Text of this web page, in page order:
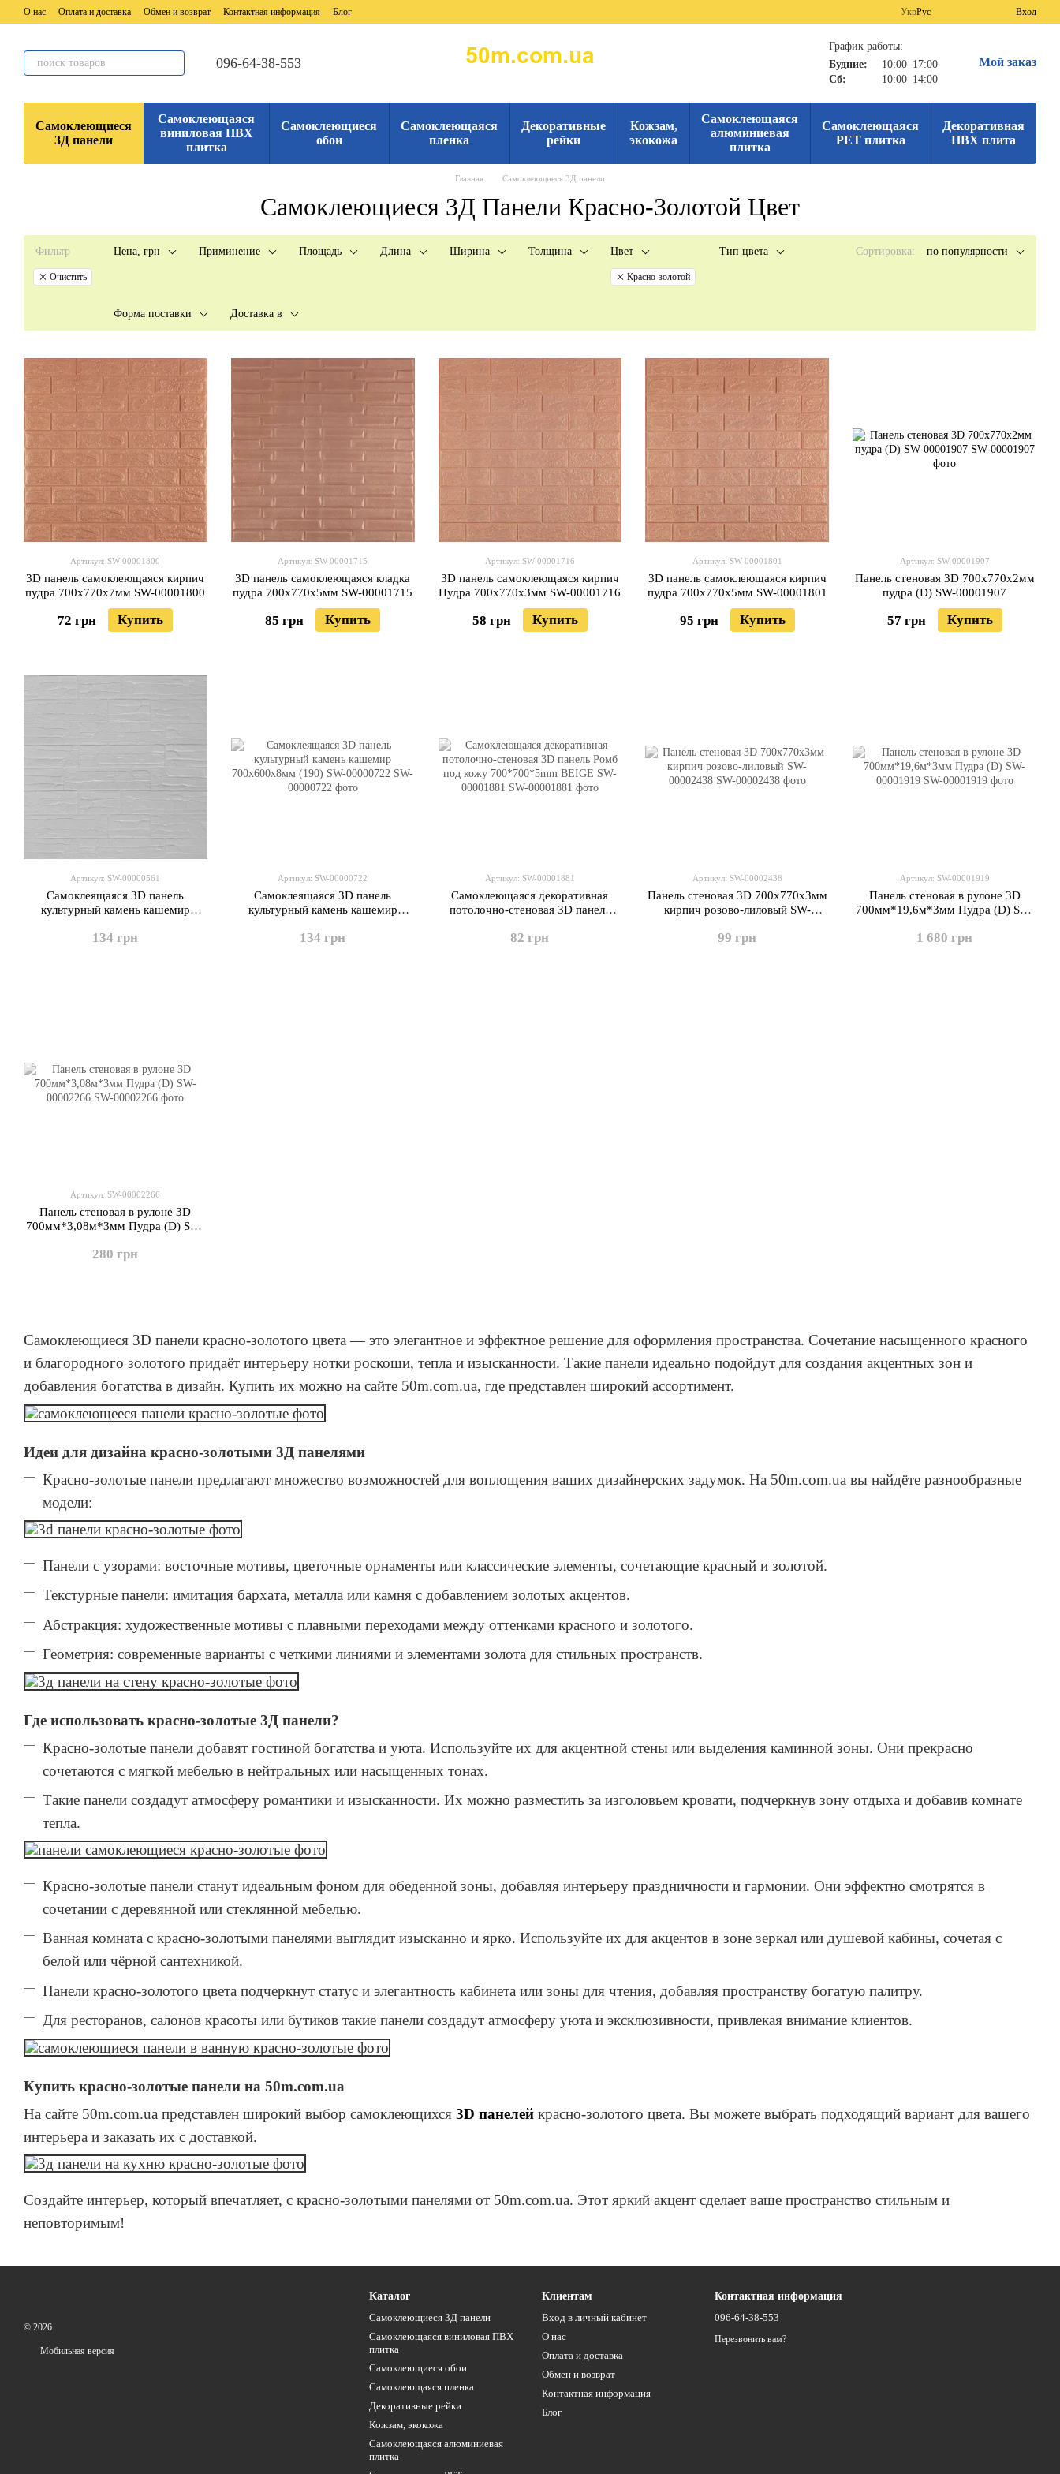
Перейти к основному контенту
О нас Оплата и доставка Обмен и возврат Контактная информация Блог УкрРус Вход
096-64-38-553
График работы:
Будние:
10:00–17:00
Сб:
10:00–14:00
Мой заказ
Самоклеющиеся
3Д панели
Самоклеющаяся
виниловая ПВХ
плитка
Самоклеющиеся
обои
Самоклеющаяся
пленка
Декоративные
рейки
Кожзам,
экокожа
Самоклеющаяся
алюминиевая
плитка
Самоклеющаяся
PET плитка
Декоративная
ПВХ плита
Главная Самоклеющиеся 3Д панели
Самоклеющиеся 3Д Панели Красно-Золотой Цвет
Фильтр
Очистить
Цена, грн Приминение Площадь Длина Ширина Толщина Цвет
Красно-золотой
Тип цвета
Форма поставки Доставка в
Сортировка: по популярности
Самоклеющиеся 3D панели красно-золотого цвета — это элегантное и эффектное решение для оформления пространства. Сочетание насыщенного красного
и благородного золотого придаёт интерьеру нотки роскоши, тепла и изысканности. Такие панели идеально подойдут для создания акцентных зон и
добавления богатства в дизайн. Купить их можно на сайте 50m.com.ua, где представлен широкий ассортимент.
Идеи для дизайна красно-золотыми 3Д панелями
Красно-золотые панели предлагают множество возможностей для воплощения ваших дизайнерских задумок. На 50m.com.ua вы найдёте разнообразные
модели:
Панели с узорами: восточные мотивы, цветочные орнаменты или классические элементы, сочетающие красный и золотой.
Текстурные панели: имитация бархата, металла или камня с добавлением золотых акцентов.
Абстракция: художественные мотивы с плавными переходами между оттенками красного и золотого.
Геометрия: современные варианты с четкими линиями и элементами золота для стильных пространств.
Где использовать красно-золотые 3Д панели?
Красно-золотые панели добавят гостиной богатства и уюта. Используйте их для акцентной стены или выделения каминной зоны. Они прекрасно
сочетаются с мягкой мебелью в нейтральных или насыщенных тонах.
Такие панели создадут атмосферу романтики и изысканности. Их можно разместить за изголовьем кровати, подчеркнув зону отдыха и добавив комнате
тепла.
Красно-золотые панели станут идеальным фоном для обеденной зоны, добавляя интерьеру праздничности и гармонии. Они эффектно смотрятся в
сочетании с деревянной или стеклянной мебелью.
Ванная комната с красно-золотыми панелями выглядит изысканно и ярко. Используйте их для акцентов в зоне зеркал или душевой кабины, сочетая с
белой или чёрной сантехникой.
Панели красно-золотого цвета подчеркнут статус и элегантность кабинета или зоны для чтения, добавляя пространству богатую палитру.
Для ресторанов, салонов красоты или бутиков такие панели создадут атмосферу уюта и эксклюзивности, привлекая внимание клиентов.
Купить красно-золотые панели на 50m.com.ua
На сайте 50m.com.ua представлен широкий выбор самоклеющихся 3D панелей красно-золотого цвета. Вы можете выбрать подходящий вариант для вашего
интерьера и заказать их с доставкой.
Создайте интерьер, который впечатляет, с красно-золотыми панелями от 50m.com.ua. Этот яркий акцент сделает ваше пространство стильным и
неповторимым!
Артикул: SW-00001800
3D панель самоклеющаяся кирпич
пудра 700х770х7мм SW-00001800
72 грн Купить
Артикул: SW-00001715
3D панель самоклеющаяся кладка
пудра 700x770x5мм SW-00001715
85 грн Купить
Артикул: SW-00001716
3D панель самоклеющаяся кирпич
Пудра 700x770x3мм SW-00001716
58 грн Купить
Артикул: SW-00001801
3D панель самоклеющаяся кирпич
пудра 700х770х5мм SW-00001801
95 грн Купить
Артикул: SW-00001907
Панель стеновая 3D 700х770х2мм
пудра (D) SW-00001907
57 грн Купить
Артикул: SW-00000561
Самоклеящаяся 3D панель
культурный камень кашемир
134 грн
Артикул: SW-00000722
Самоклеящаяся 3D панель
культурный камень кашемир
134 грн
Артикул: SW-00001881
Самоклеющаяся декоративная
потолочно-стеновая 3D панель
BEIGE SW-00001881
82 грн
Артикул: SW-00002438
Панель стеновая 3D 700х770х3мм
кирпич розово-лиловый SW-
99 грн
Артикул: SW-00001919
Панель стеновая в рулоне 3D
700мм*19,6м*3мм Пудра (D) SW-
1 680 грн
Артикул: SW-00002266
Панель стеновая в рулоне 3D
700мм*3,08м*3мм Пудра (D) SW-
280 грн
© 2026
Мобильная версия
Каталог
Самоклеющиеся 3Д панели
Самоклеющаяся виниловая ПВХ
плитка
Самоклеющиеся обои
Самоклеющаяся пленка
Декоративные рейки
Кожзам, экокожа
Самоклеющаяся алюминиевая
плитка
Клиентам
Вход в личный кабинет
О нас
Оплата и доставка
Обмен и возврат
Контактная информация
Блог
Контактная информация
096-64-38-553
Перезвонить вам?